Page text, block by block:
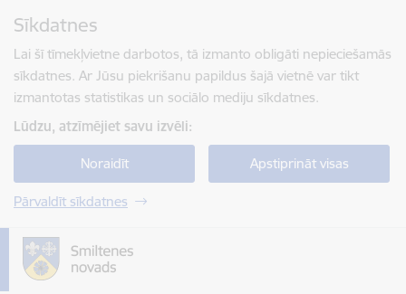
Sīkdatnes
Lai šī tīmekļvietne darbotos, tā izmanto obligāti nepieciešamās
sīkdatnes. Ar Jūsu piekrišanu papildus šajā vietnē var tikt
izmantotas statistikas un sociālo mediju sīkdatnes.
Lūdzu, atzīmējiet savu izvēli:
Noraidīt Apstiprināt visas
Pārvaldīt sīkdatnes